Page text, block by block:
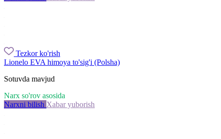
Tezkor ko'rish
Lionelo EVA himoya to'sig'i (Polsha)
Sotuvda mavjud
Narx so'rov asosida
Narxni bilish Xabar yuborish